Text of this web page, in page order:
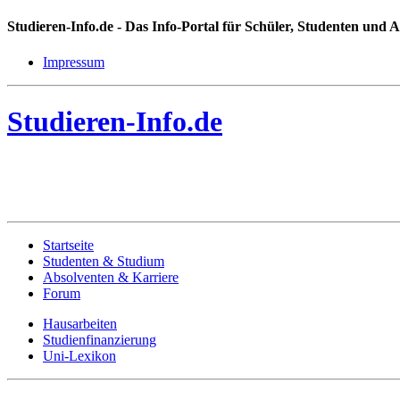
Studieren-Info.de - Das Info-Portal für Schüler, Studenten und
Impressum
Studieren-Info.de
Startseite
Studenten & Studium
Absolventen & Karriere
Forum
Hausarbeiten
Studienfinanzierung
Uni-Lexikon